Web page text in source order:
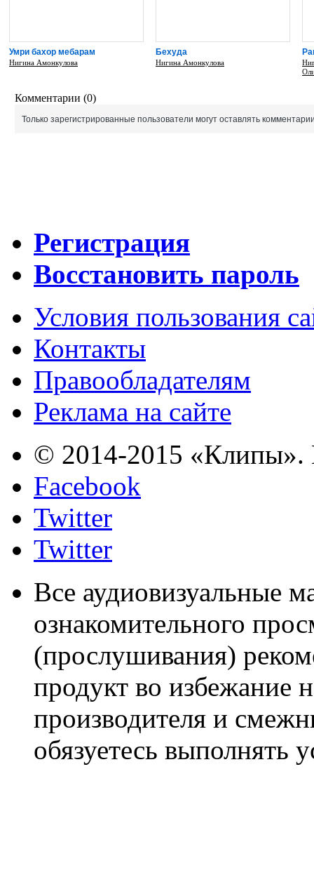
Умри бахор мебарам
Нигина Амонкулова
Бехуда
Нигина Амонкулова
Комментарии (0)
Только зарегистрированные пользователи могут оставлять
Регистрация
Восстановить пароль
Условия пользования
Контакты
Правообладателям
Реклама на сайте
© 2014-2015 «Клипы».
Facebook
Twitter
Twitter
Все аудиовизуальные
ознакомительного
(прослушивания)
продукт во избежание
производителя и
обязуетесь выполнять